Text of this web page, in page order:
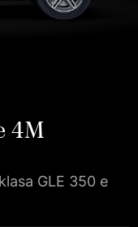
4M
GLE 350 e